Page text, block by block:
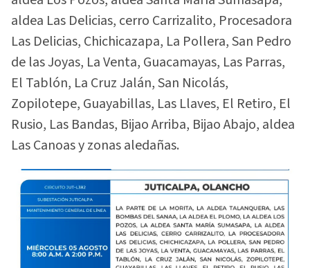
aldea Las Delicias, cerro Carrizalito, Procesadora
Las Delicias, Chichicazapa, La Pollera, San Pedro
de las Joyas, La Venta, Guacamayas, Las Parras,
El Tablón, La Cruz Jalán, San Nicolás,
Zopilotepe, Guayabillas, Las Llaves, El Retiro, El
Rusio, Las Bandas, Bijao Arriba, Bijao Abajo, aldea
Las Canoas y zonas aledañas.